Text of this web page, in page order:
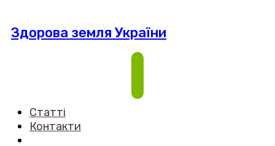
Здорова земля України
Статті
Контакти